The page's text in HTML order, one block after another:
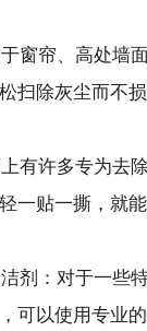
窗帘、高处墙
扫除灰尘而不损
有许多专为去
一贴一撕，就能
剂：对于一些
可以使用专业